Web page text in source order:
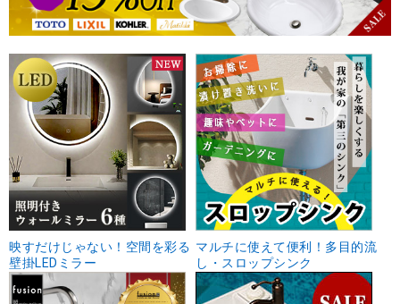
映すだけじゃない！空間を彩る
壁掛LEDミラー
マルチに使えて便利！多目的流
し・スロップシンク